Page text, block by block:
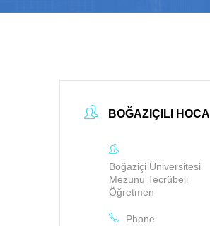
BOĞAZIÇILI HOCA
Boğaziçi Üniversitesi
Mezunu Tecrübeli
Öğretmen
Phone